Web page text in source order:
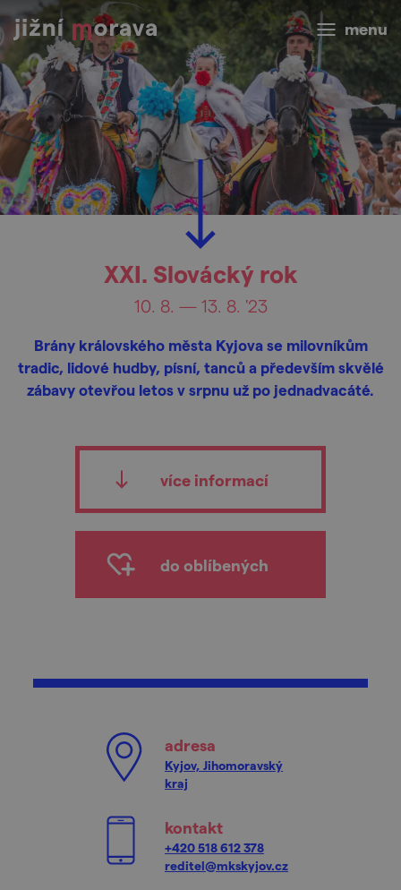
menu
XXI. Slovácký rok
10. 8. — 13. 8. '23
Brány královského města Kyjova se milovníkům
tradic, lidové hudby, písní, tanců a především skvělé
zábavy otevřou letos v srpnu už po jednadvacáté.
více informací
do oblíbených
adresa
Kyjov, Jihomoravský
kraj
kontakt
+420 518 612 378
reditel@mkskyjov.cz